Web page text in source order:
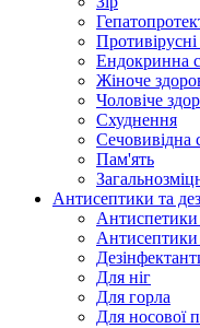
Противірусні
Ендокринна
Жіноче
Чоловіче
Схуднення
Сечовивідна
Пам'ять
Антисептики та
Антиспетики
Антисептики
Для ніг
Для горла
Для носової